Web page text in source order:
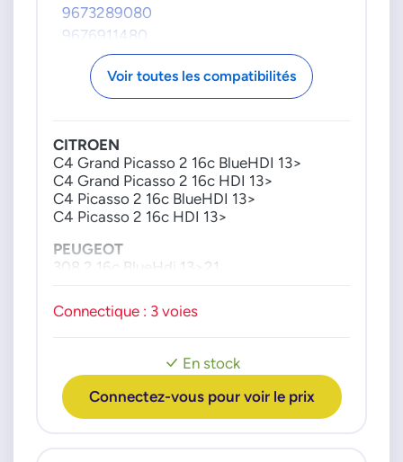
9673289080
9676911480
9800984080
9811110080
82MPP0101
82MPP0203
82MPP0301
82MPP0302
82MPP0303
82MPP0401
82MPP0402
82MPP0501
82MPP0601
82MPP0602
Voir toutes les compatibilités
En stock
Connectez-vous pour voir le prix
CITROEN
C4 Grand Picasso 2 16c BlueHDI 13>
C4 Grand Picasso 2 16c HDI 13>
C4 Picasso 2 16c BlueHDI 13>
C4 Picasso 2 16c HDI 13>
PEUGEOT
308 2 16c BlueHdi 13>21
Connectique : 3 voies